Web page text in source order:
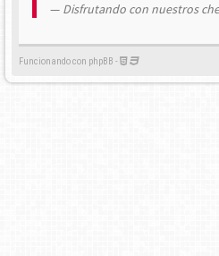
Disfrutando con nuestros
Funcionando con phpBB -